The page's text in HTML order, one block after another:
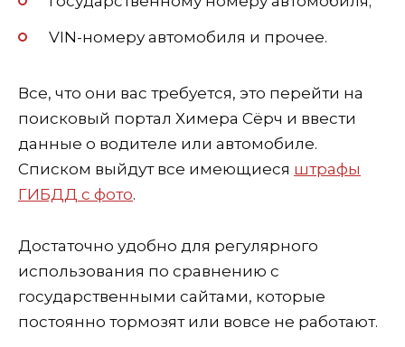
VIN-номеру автомобиля и прочее.
Все, что они вас требуется, это перейти на
поисковый портал Химера Сёрч и ввести
данные о водителе или автомобиле.
Списком выйдут все имеющиеся штрафы
ГИБДД с фото.
Достаточно удобно для регулярного
использования по сравнению с
государственными сайтами, которые
постоянно тормозят или вовсе не работают.